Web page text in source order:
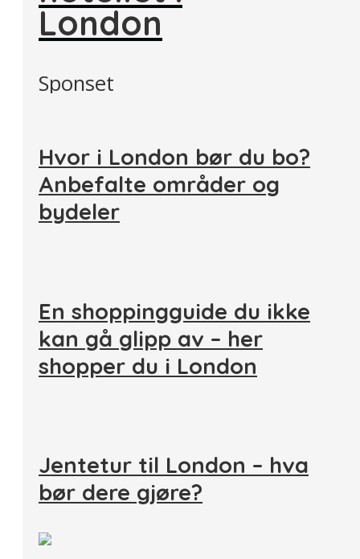
London
Sponset
Hvor i London bør du bo?
Anbefalte områder og
bydeler
En shoppingguide du ikke
kan gå glipp av – her
shopper du i London
Jentetur til London – hva
bør dere gjøre?